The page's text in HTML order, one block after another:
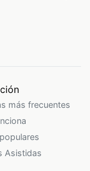
más frecuentes
Asistidas